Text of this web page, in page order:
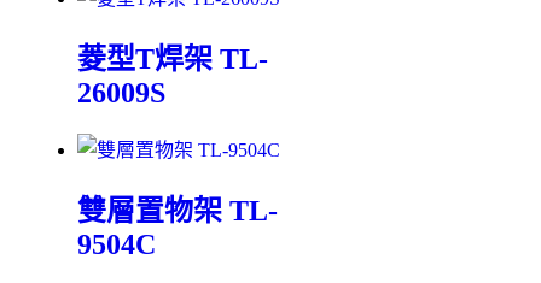
菱型T焊架 TL-
26009S
雙層置物架 TL-
9504C